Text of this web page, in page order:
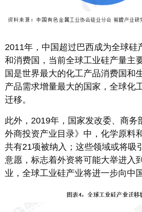
2011年，中国超过巴西成为全球硅
和消费国，当前全球工业硅产量主
国是世界最大的化工产品消费国和
产品需求增量最大的国家，全球化
迁移。
此外，2019年，国家发改委、商务
外商投资产业目录》中，化学原料
共有21项被纳入；这些领域或将吸
意愿，标志着外资将可能大举进入
业，全球工业硅产业将进一步向中